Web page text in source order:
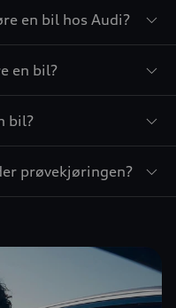
en bil hos Audi?
en bil?
bil?
prøvekjøringen?